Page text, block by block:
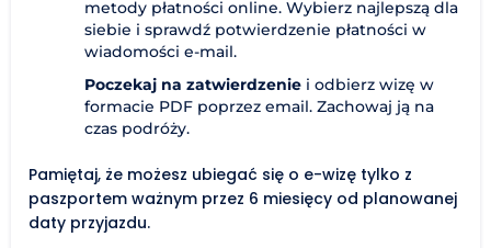
metody płatności online. Wybierz najlepszą dla
siebie i sprawdź potwierdzenie płatności w
wiadomości e-mail.
Poczekaj na zatwierdzenie i odbierz wizę w
formacie PDF poprzez email. Zachowaj ją na
czas podróży.
Pamiętaj, że możesz ubiegać się o e-wizę tylko z
paszportem ważnym przez 6 miesięcy od planowanej
daty przyjazdu.